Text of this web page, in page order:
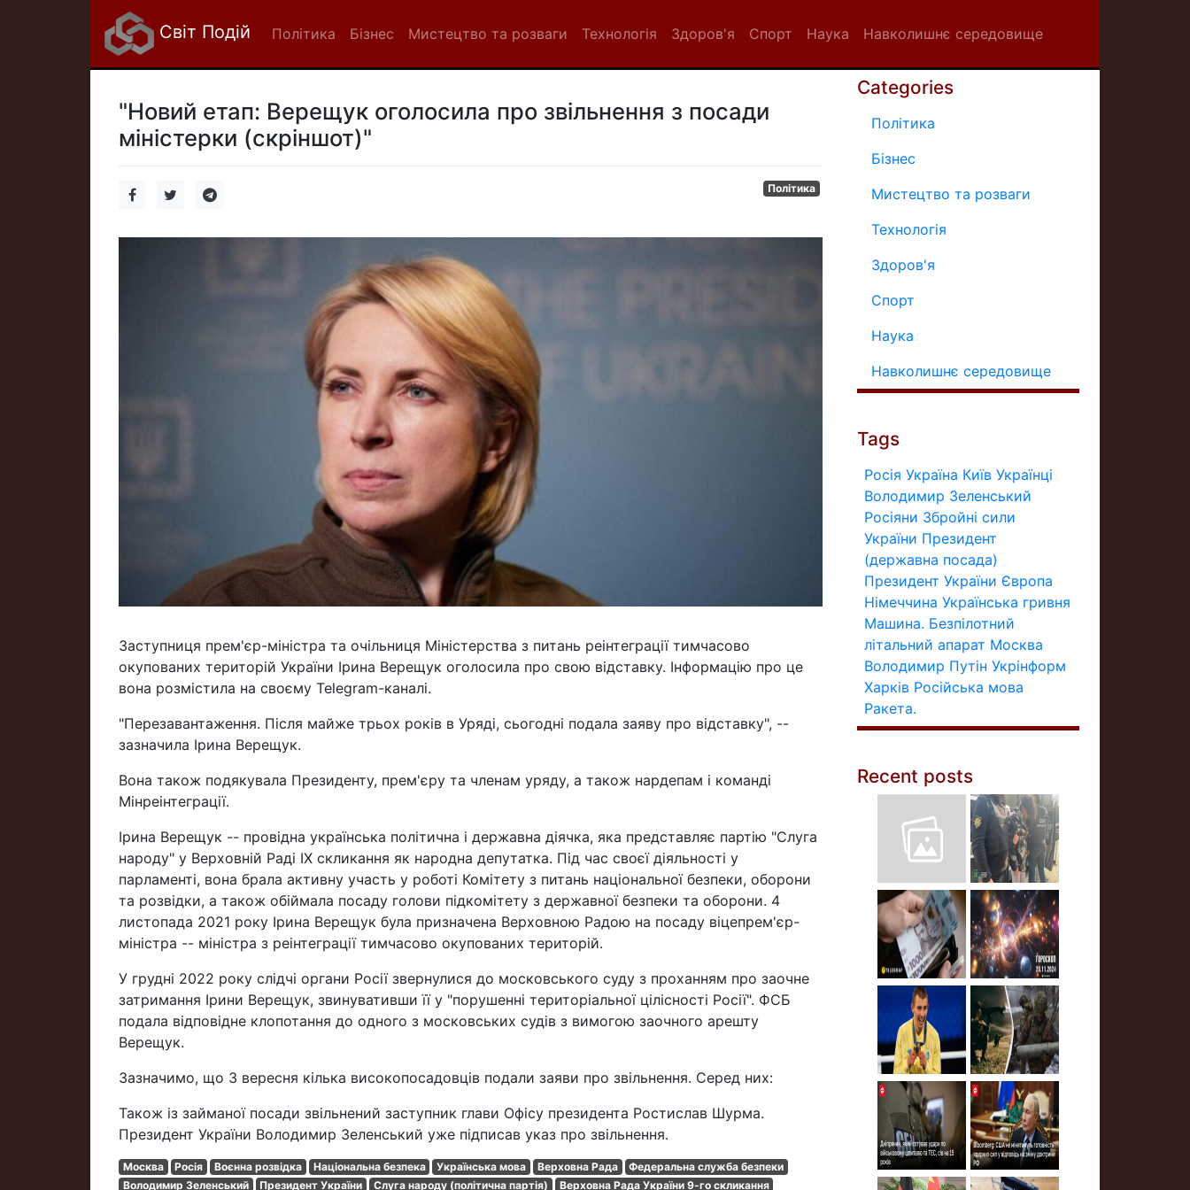
Світ Подій Політика Бізнес Мистецтво та розваги Технологія Здоров'я Спорт Наука Навколишнє середовище
"Новий етап: Верещук оголосила про звільнення з посади
міністерки (скріншот)"
Політика
Заступниця прем'єр-міністра та очільниця Міністерства з питань реінтеграції тимчасово
окупованих територій України Ірина Верещук оголосила про свою відставку. Інформацію про це
вона розмістила на своєму Telegram-каналі.
"Перезавантаження. Після майже трьох років в Уряді, сьогодні подала заяву про відставку", --
зазначила Ірина Верещук.
Вона також подякувала Президенту, прем'єру та членам уряду, а також нардепам і команді
Мінреінтеграції.
Ірина Верещук -- провідна українська політична і державна діячка, яка представляє партію "Слуга
народу" у Верховній Раді IX скликання як народна депутатка. Під час своєї діяльності у
парламенті, вона брала активну участь у роботі Комітету з питань національної безпеки, оборони
та розвідки, а також обіймала посаду голови підкомітету з державної безпеки та оборони. 4
листопада 2021 року Ірина Верещук була призначена Верховною Радою на посаду віцепрем'єр-
міністра -- міністра з реінтеграції тимчасово окупованих територій.
У грудні 2022 року слідчі органи Росії звернулися до московського суду з проханням про заочне
затримання Ірини Верещук, звинувативши її у "порушенні територіальної цілісності Росії". ФСБ
подала відповідне клопотання до одного з московських судів з вимогою заочного арешту
Верещук.
Зазначимо, що 3 вересня кілька високопосадовців подали заяви про звільнення. Серед них:
Також із займаної посади звільнений заступник глави Офісу президента Ростислав Шурма.
Президент України Володимир Зеленський уже підписав указ про звільнення.
Москва Росія Воєнна розвідка Національна безпека Українська мова Верховна Рада
Федеральна служба безпеки
Володимир Зеленський
Президент України Слуга народу (політична партія) Верховна Рада України 9-го скликання
Categories
Політика
Бізнес
Мистецтво та розваги
Технологія
Здоров'я
Спорт
Наука
Навколишнє середовище
Tags
Росія Україна Київ Українці
Володимир Зеленський
Росіяни Збройні сили
України Президент
(державна посада)
Президент України Європа
Німеччина Українська гривня
Машина. Безпілотний
літальний апарат Москва
Володимир Путін Укрінформ
Харків Російська мова
Ракета.
Recent posts